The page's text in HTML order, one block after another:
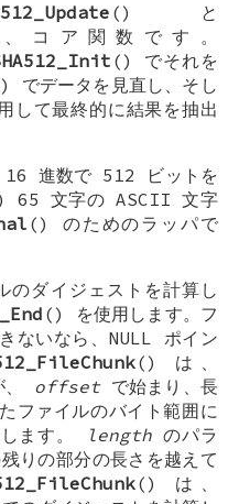
() と
コア関数です。
() でそれを
でデータを見直し、そし
て最終的に結果を抽出
進数で 512 ビットを
文字の ASCII 文字
() のためのラッパで
ダイジェストを計算し
() を使用します。フ
ないなら、NULL ポイン
() は、
、 offsetで始まり、長
ファイルのバイト範囲に
ます。
lengthのパラ
りの部分の長さを越えて
() は、